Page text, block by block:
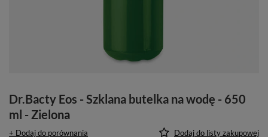
Dr.Bacty Eos - Szklana butelka na wodę - 650
ml - Zielona
+ Dodaj do porównania
Dodaj do listy zakupowej